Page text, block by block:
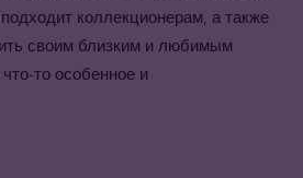
коллекционерам, а также
своим близким и любимым
то особенное и